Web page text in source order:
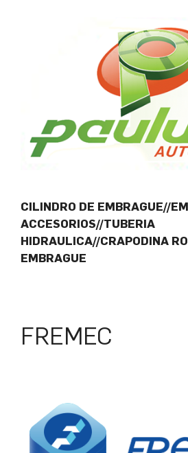
CILINDRO DE EMBRAGUE//
ACCESORIOS//TUBERIA
HIDRAULICA//CRAPODINA
EMBRAGUE
FREMEC